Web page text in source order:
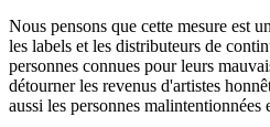
Nous pensons que cette mesure est
les labels et les distributeurs de
personnes connues pour leurs
détourner les revenus d'artistes
aussi les personnes malintentionnées